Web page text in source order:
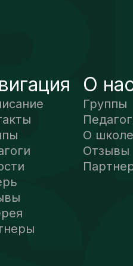
О
Группы
О школе
Отзывы